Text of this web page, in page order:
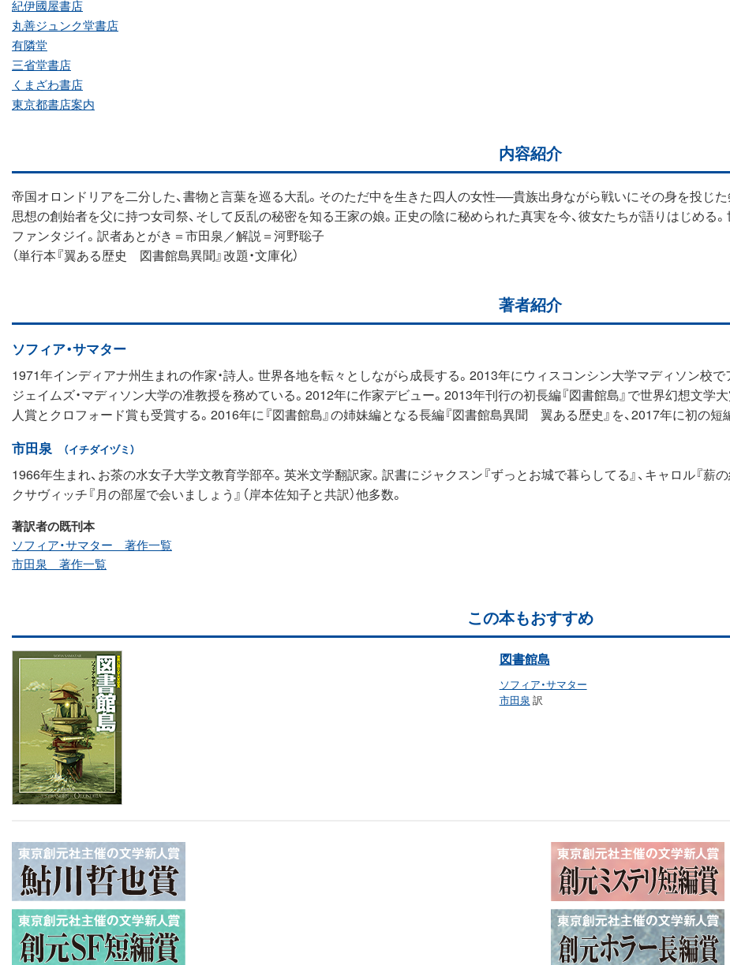
紀伊國屋書店
丸善ジュンク堂書店
有隣堂
三省堂書店
くまざわ書店
東京都書店案内
内容紹介
帝国オロンドリアを二分した、書物と言葉を巡る大乱。そのただ中を生きた四人の女性──貴族出身ながら戦いにその身を投じ
思想の創始者を父に持つ女司祭、そして反乱の秘密を知る王家の娘。正史の陰に秘められた真実を今、彼女たちが語りはじめる
ファンタジイ。訳者あとがき＝市田泉／解説＝河野聡子
（単行本『翼ある歴史 図書館島異聞』改題・文庫化）
著者紹介
ソフィア・サマター
1971年インディアナ州生まれの作家・詩人。世界各地を転々としながら成長する。2013年にウィスコンシン大学マディソン校
ジェイムズ・マディソン大学の准教授を務めている。2012年に作家デビュー。2013年刊行の初長編『図書館島』で世界幻想文
人賞とクロフォード賞も受賞する。2016年に『図書館島』の姉妹編となる長編『図書館島異聞 翼ある歴史』を、2017年に初の短
市田泉 （イチダイヅミ）
1966年生まれ、お茶の水女子大学文教育学部卒。英米文学翻訳家。訳書にジャクスン『ずっとお城で暮らしてる』、キャロル『薪の
クサヴィッチ『月の部屋で会いましょう』（岸本佐知子と共訳）他多数。
著訳者の既刊本
ソフィア・サマター 著作一覧
市田泉 著作一覧
この本もおすすめ
図書館島
ソフィア・サマター
市田泉 訳